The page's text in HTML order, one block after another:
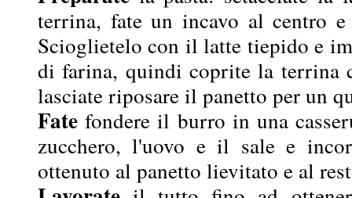
terrina, fate un incavo al centro
Scioglietelo con il latte tiepido e
di farina, quindi coprite la terrina
lasciate riposare il panetto per un
Fate fondere il burro in una
zucchero, l'uovo e il sale e
ottenuto al panetto lievitato e al